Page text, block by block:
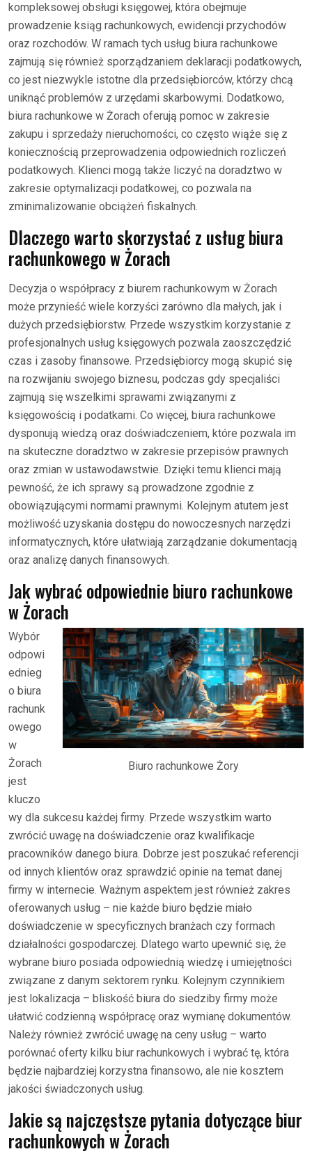
kompleksowej obsługi księgowej, która obejmuje
prowadzenie ksiąg rachunkowych, ewidencji przychodów
oraz rozchodów. W ramach tych usług biura rachunkowe
zajmują się również sporządzaniem deklaracji podatkowych,
co jest niezwykle istotne dla przedsiębiorców, którzy chcą
uniknąć problemów z urzędami skarbowymi. Dodatkowo,
biura rachunkowe w Żorach oferują pomoc w zakresie
zakupu i sprzedaży nieruchomości, co często wiąże się z
koniecznością przeprowadzenia odpowiednich rozliczeń
podatkowych. Klienci mogą także liczyć na doradztwo w
zakresie optymalizacji podatkowej, co pozwala na
zminimalizowanie obciążeń fiskalnych.
Dlaczego warto skorzystać z usług biura
rachunkowego w Żorach
Decyzja o współpracy z biurem rachunkowym w Żorach
może przynieść wiele korzyści zarówno dla małych, jak i
dużych przedsiębiorstw. Przede wszystkim korzystanie z
profesjonalnych usług księgowych pozwala zaoszczędzić
czas i zasoby finansowe. Przedsiębiorcy mogą skupić się
na rozwijaniu swojego biznesu, podczas gdy specjaliści
zajmują się wszelkimi sprawami związanymi z
księgowością i podatkami. Co więcej, biura rachunkowe
dysponują wiedzą oraz doświadczeniem, które pozwala im
na skuteczne doradztwo w zakresie przepisów prawnych
oraz zmian w ustawodawstwie. Dzięki temu klienci mają
pewność, że ich sprawy są prowadzone zgodnie z
obowiązującymi normami prawnymi. Kolejnym atutem jest
możliwość uzyskania dostępu do nowoczesnych narzędzi
informatycznych, które ułatwiają zarządzanie dokumentacją
oraz analizę danych finansowych.
Jak wybrać odpowiednie biuro rachunkowe
w Żorach
Biuro rachunkowe Żory
Wybór
odpowi
ednieg
o biura
rachunk
owego
w
Żorach
jest
kluczo
wy dla sukcesu każdej firmy. Przede wszystkim warto
zwrócić uwagę na doświadczenie oraz kwalifikacje
pracowników danego biura. Dobrze jest poszukać referencji
od innych klientów oraz sprawdzić opinie na temat danej
firmy w internecie. Ważnym aspektem jest również zakres
oferowanych usług – nie każde biuro będzie miało
doświadczenie w specyficznych branżach czy formach
działalności gospodarczej. Dlatego warto upewnić się, że
wybrane biuro posiada odpowiednią wiedzę i umiejętności
związane z danym sektorem rynku. Kolejnym czynnikiem
jest lokalizacja – bliskość biura do siedziby firmy może
ułatwić codzienną współpracę oraz wymianę dokumentów.
Należy również zwrócić uwagę na ceny usług – warto
porównać oferty kilku biur rachunkowych i wybrać tę, która
będzie najbardziej korzystna finansowo, ale nie kosztem
jakości świadczonych usług.
Jakie są najczęstsze pytania dotyczące biur
rachunkowych w Żorach